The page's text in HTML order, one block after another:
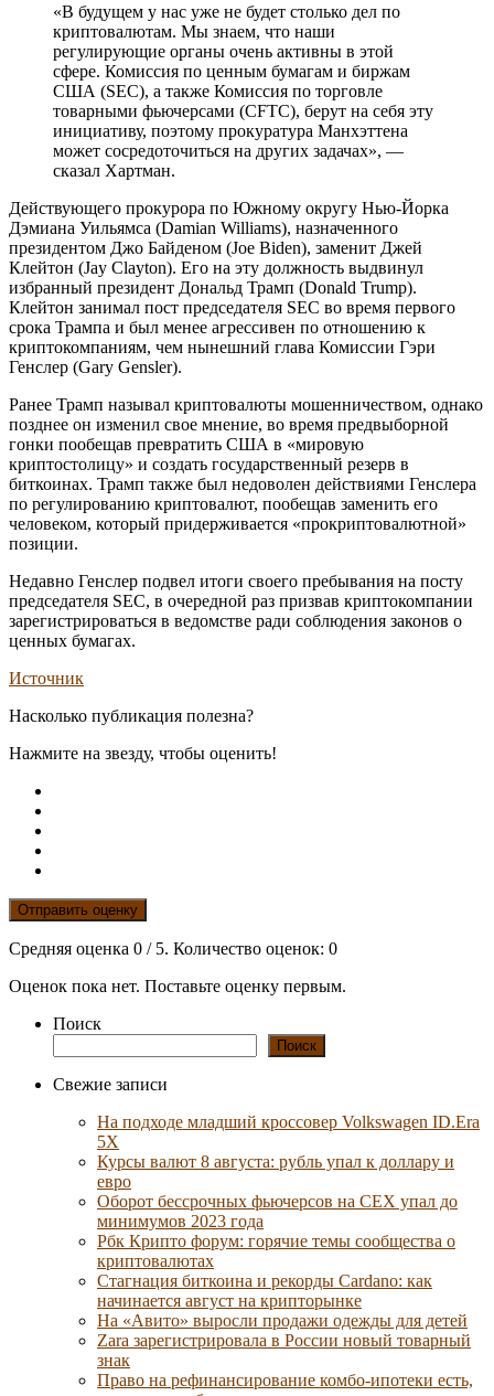
«В будущем у нас уже не будет столько дел по
криптовалютам. Мы знаем, что наши
регулирующие органы очень активны в этой
сфере. Комиссия по ценным бумагам и биржам
США (SEC), а также Комиссия по торговле
товарными фьючерсами (CFTC), берут на себя эту
инициативу, поэтому прокуратура Манхэттена
может сосредоточиться на других задачах», —
сказал Хартман.
Действующего прокурора по Южному округу Нью-Йорка
Дэмиана Уильямса (Damian Williams), назначенного
президентом Джо Байденом (Joe Biden), заменит Джей
Клейтон (Jay Clayton). Его на эту должность выдвинул
избранный президент Дональд Трамп (Donald Trump).
Клейтон занимал пост председателя SEC во время первого
срока Трампа и был менее агрессивен по отношению к
криптокомпаниям, чем нынешний глава Комиссии Гэри
Генслер (Gary Gensler).
Ранее Трамп называл криптовалюты мошенничеством, однако
позднее он изменил свое мнение, во время предвыборной
гонки пообещав превратить США в «мировую
криптостолицу» и создать государственный резерв в
биткоинах. Трамп также был недоволен действиями Генслера
по регулированию криптовалют, пообещав заменить его
человеком, который придерживается «прокриптовалютной»
позиции.
Недавно Генслер подвел итоги своего пребывания на посту
председателя SEC, в очередной раз призвав криптокомпании
зарегистрироваться в ведомстве ради соблюдения законов о
ценных бумагах.
Источник
Насколько публикация полезна?
Нажмите на звезду, чтобы оценить!
Отправить оценку
Средняя оценка 0 / 5. Количество оценок: 0
Оценок пока нет. Поставьте оценку первым.
Поиск
Поиск
Свежие записи
На подходе младший кроссовер Volkswagen ID.Era
5X
Курсы валют 8 августа: рубль упал к доллару и
евро
Оборот бессрочных фьючерсов на CEX упал до
минимумов 2023 года
Рбк Крипто форум: горячие темы сообщества о
криптовалютах
Стагнация биткоина и рекорды Cardano: как
начинается август на крипторынке
На «Авито» выросли продажи одежды для детей
Zara зарегистрировала в России новый товарный
знак
Право на рефинансирование комбо-ипотеки есть,